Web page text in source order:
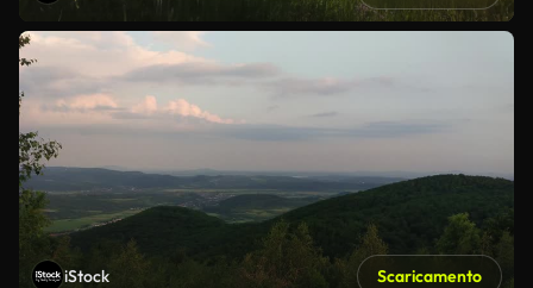
iStock Scaricamento